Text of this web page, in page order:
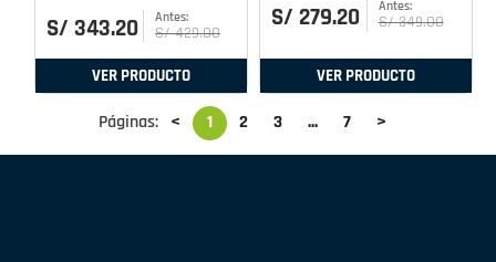
S/ 343.20 S/ 429.00
VER PRODUCTO
S/ 279.20 S/ 349.00
VER PRODUCTO
Páginas: < 1 2 3 ... 7 >